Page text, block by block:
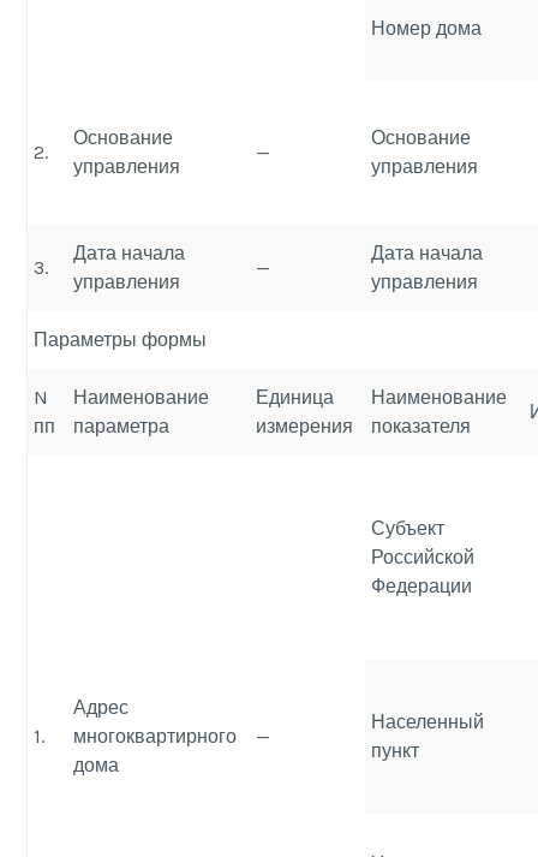
Номер дома
2.
Основание
управления
—
Основание
управления
3.
Дата начала
управления
—
Дата начала
управления
Параметры формы
N
пп
Наименование
параметра
Единица
измерения
Наименование
показателя
1.
Адрес
многоквартирного
дома
—
Субъект
Российской
Федерации
Населенный
пункт